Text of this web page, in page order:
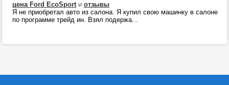
цена Ford EcoSportи отзывы
Я не приобретал авто из салона. Я купил свою машинку в салоне
по программе трейд ин. Взял подержа...